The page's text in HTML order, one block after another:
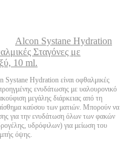
Alcon Systane Hydration
Σταγόνες με
10 ml.
Systane Hydration είναι οφθαλμικές
ενυδάτωσης με υαλουρονικό
μεγάλης διάρκειας από τη
καύσου των ματιών. Μπορούν να
για την ενυδάτωση όλων των φακών
υδρόφιλων) για μείωση του
όψης.